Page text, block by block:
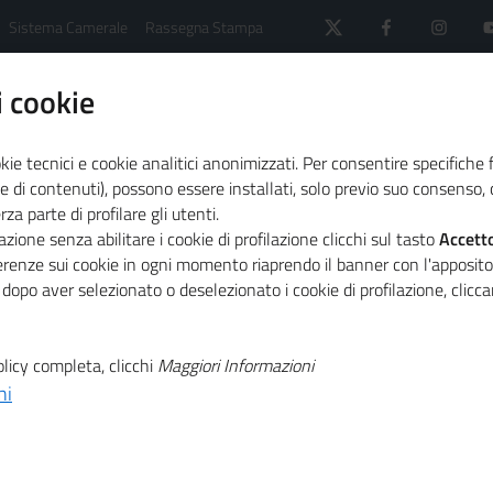
Sistema Camerale Rassegna Stampa
sistema camerale
Agenda
delle competenze nell'esperienza delle Camere di
della PA: il
competenze
tecnici e cookie analitici anonimizzati. Per consentire
di contenuti), possono essere installati, solo previo suo
parte di profilare gli utenti.
senza abilitare i cookie di profilazione clicchi sul tasto
sui cookie in ogni momento riaprendo il banner con
aver selezionato o deselezionato i cookie di profilazione,
completa, clicchi Maggiori Informazioni